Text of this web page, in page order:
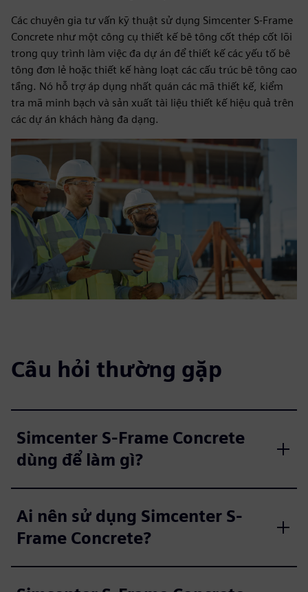
Các chuyên gia tư vấn kỹ thuật sử dụng Simcenter S-Frame
Concrete như một công cụ thiết kế bê tông cốt thép cốt lõi
trong quy trình làm việc đa dự án để thiết kế các yếu tố bê
tông đơn lẻ hoặc thiết kế hàng loạt các cấu trúc bê tông cao
tầng. Nó hỗ trợ áp dụng nhất quán các mã thiết kế, kiểm
tra mã minh bạch và sản xuất tài liệu thiết kế hiệu quả trên
các dự án khách hàng đa dạng.
Câu hỏi thường gặp
Simcenter S-Frame Concrete
dùng để làm gì?
Ai nên sử dụng Simcenter S-
Frame Concrete?